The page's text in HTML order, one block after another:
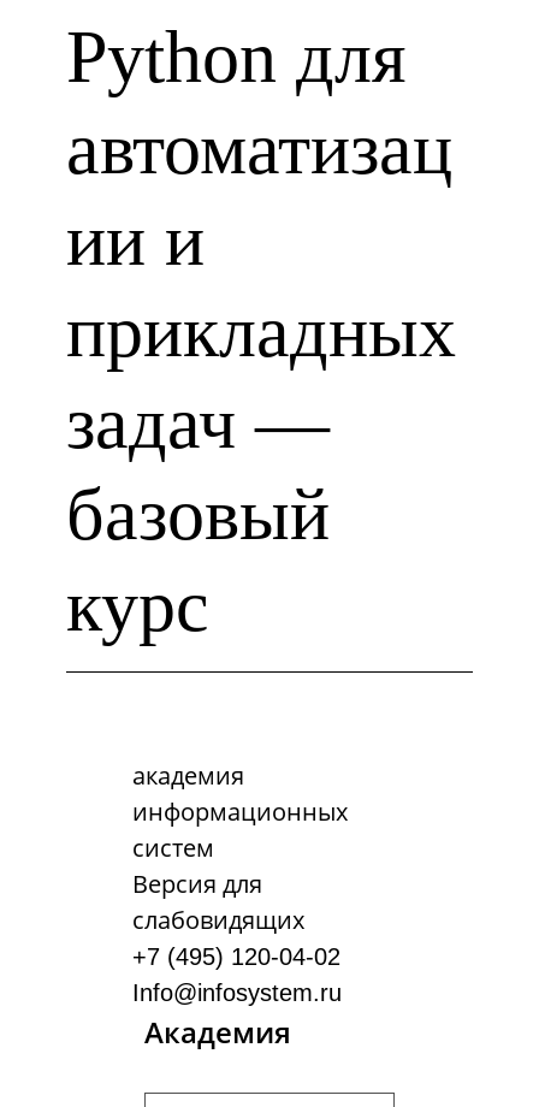
Python для
автоматизац
ии и
прикладных
задач —
базовый
курс
академия
информационных
систем
Версия для
слабовидящих
+7 (495) 120-04-02
Info@infosystem.ru
Академия